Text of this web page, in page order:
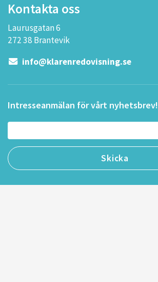
Kontakta oss
Laurusgatan 6
272 38 Brantevik
info@klarenredovisning.se
Intresseanmälan för vårt nyhetsbrev!